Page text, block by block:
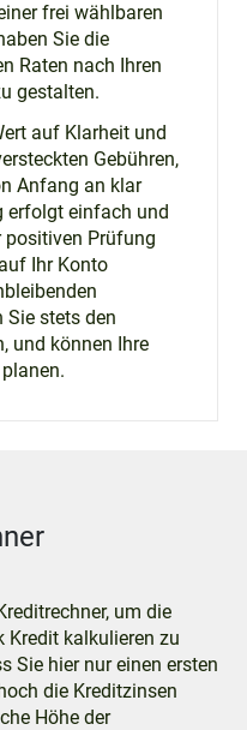
frei wählbaren
Sie die
Raten nach Ihren
gestalten.
auf Klarheit und
Gebühren,
Anfang an klar
erfolgt einfach und
positiven Prüfung
Ihr Konto
Sie stets den
und können Ihre
um die
Kredit kalkulieren zu
Sie hier nur einen ersten
die Kreditzinsen
Höhe der